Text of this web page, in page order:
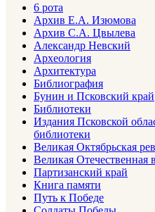
6 рота
Архив Е.А. Изюмова
Архив С.А. Цвылева
Александр Невский
Археология
Архитектура
Библиография
Бунин и Псковский край
Библиотеки
Издания Псковской
библиотеки
Великая Октябрьская
Великая Отечественная
Партизанский край
Книга памяти
Путь к Победе